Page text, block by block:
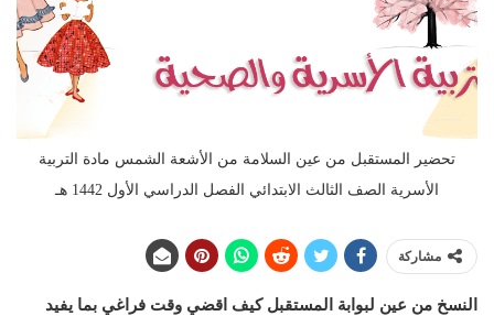
تحضير المستقبل من عين السلامة من الأشعة الشمس مادة التربية
الأسرية الصف الثالث الابتدائي الفصل الدراسي الأول 1442 هـ
مشاركة
النسخ من عين لبوابة المستقبل كيف اقضي وقت فراغي بما يفيد